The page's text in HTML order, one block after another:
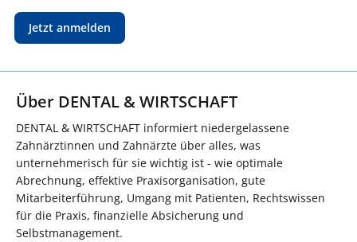
Jetzt anmelden
Über DENTAL & WIRTSCHAFT
DENTAL & WIRTSCHAFT informiert niedergelassene
Zahnärztinnen und Zahnärzte über alles, was
unternehmerisch für sie wichtig ist - wie optimale
Abrechnung, effektive Praxisorganisation, gute
Mitarbeiterführung, Umgang mit Patienten, Rechtswissen
für die Praxis, finanzielle Absicherung und
Selbstmanagement.